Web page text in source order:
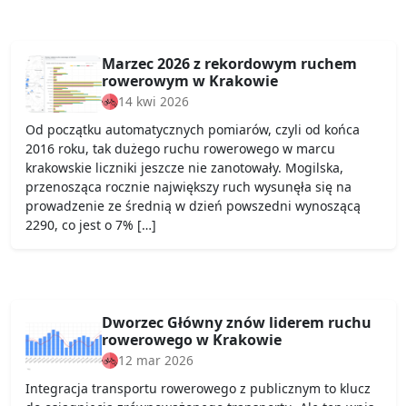
Marzec 2026 z rekordowym ruchem
rowerowym w Krakowie
14 kwi 2026
Od początku automatycznych pomiarów, czyli od końca
2016 roku, tak dużego ruchu rowerowego w marcu
krakowskie liczniki jeszcze nie zanotowały. Mogilska,
przenosząca rocznie największy ruch wysunęła się na
prowadzenie ze średnią w dzień powszedni wynoszącą
2290, co jest o 7% […]
Dworzec Główny znów liderem ruchu
rowerowego w Krakowie
12 mar 2026
Integracja transportu rowerowego z publicznym to klucz